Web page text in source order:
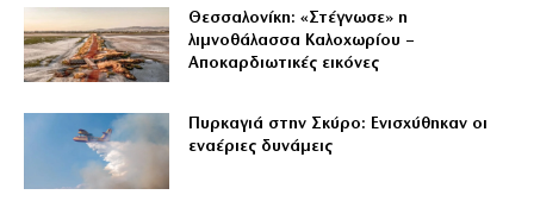
Θεσσαλονίκη: «Στέγνωσε» η
λιμνοθάλασσα Καλοχωρίου –
Αποκαρδιωτικές εικόνες
Πυρκαγιά στην Σκύρο: Ενισχύθηκαν οι
εναέριες δυνάμεις